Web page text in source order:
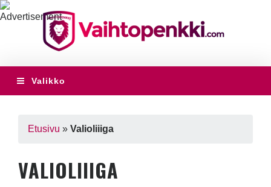
Valikko
Etusivu » Valioliiiga
VALIOLIIIGA